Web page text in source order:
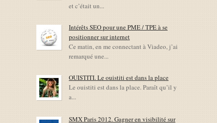
et c’était un...
Intérêts SEO pour une PME / TPE à se
positionner sur internet
Ce matin, en me connectant à Viadeo, j’ai
remarqué une...
OUISTITI. Le ouistiti est dans la place
Le ouistiti est dans la place. Paraît qu’il y
a...
SMX Paris 2012. Gagner en visibilité sur